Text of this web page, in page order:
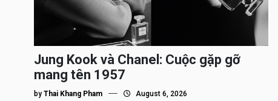
Jung Kook và Chanel: Cuộc gặp gỡ
mang tên 1957
by Thai Khang Pham August 6, 2026